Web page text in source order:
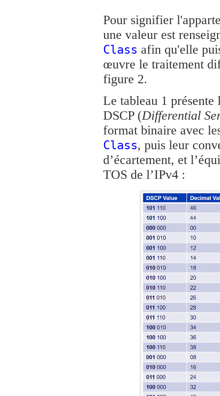
Pour signifier
une valeur est
Class afin qu'elle
œuvre le traitement
figure 2.
Le tableau 1
DSCP (Differential
format binaire avec
Class, puis leur
d’écartement, et
TOS de l’IPv4 :